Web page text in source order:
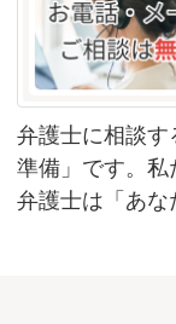
弁護士に相談
準備」です。
弁護士は「あ